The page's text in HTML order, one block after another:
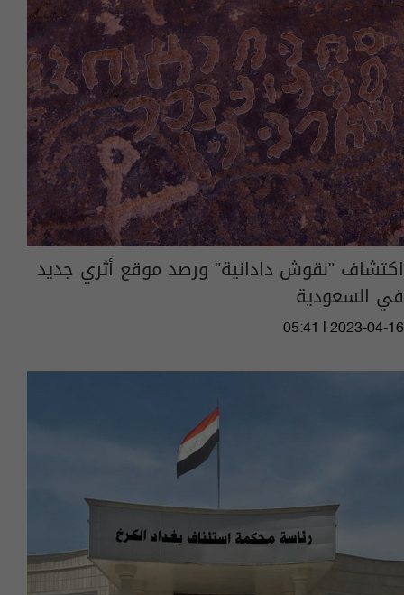
اكتشاف "نقوش دادانية" ورصد موقع أثري جديد
في السعودية
05:41 | 2023-04-16